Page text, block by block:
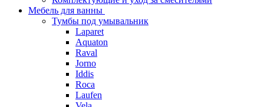
Мебель для ванны
Тумбы под умывальник
Laparet
Aquaton
Raval
Jorno
Iddis
Roca
Laufen